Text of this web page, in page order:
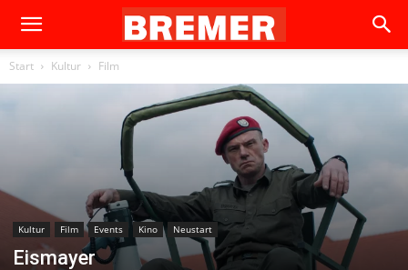
Start Kultur Film
Kultur Film Events Kino Neustart
Eismayer